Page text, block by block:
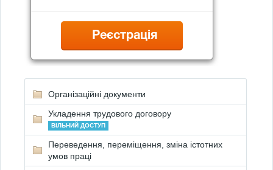
Реєстрація
Організаційні документи
Укладення трудового договору
ВІЛЬНИЙ ДОСТУП
Переведення, переміщення, зміна істотних
умов праці